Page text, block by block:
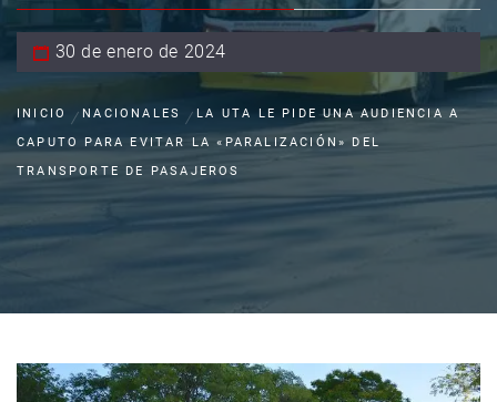
30 de enero de 2024
INICIO NACIONALES
LA UTA LE PIDE UNA AUDIENCIA A
CAPUTO PARA EVITAR LA «PARALIZACIÓN» DEL
TRANSPORTE DE PASAJEROS